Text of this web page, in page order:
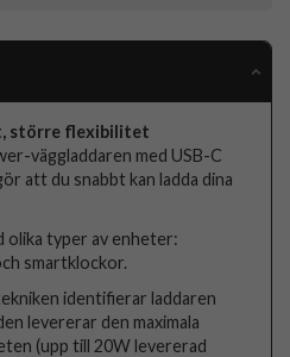
större flexibilitet
väggladdaren med USB-C
att du snabbt kan ladda dina
olika typer av enheter:
smartklockor.
identifierar laddaren
levererar den maximala
(upp till 20W levererad